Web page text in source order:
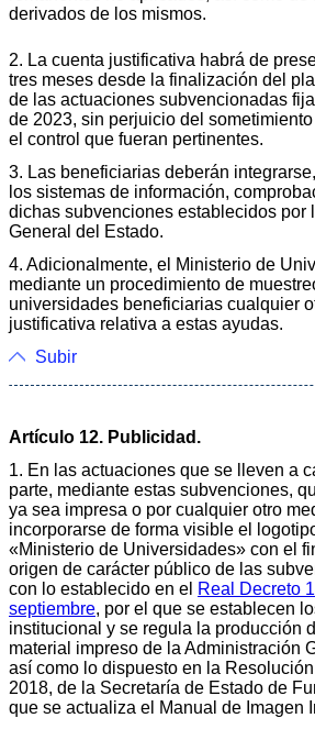
derivados de los mismos.
2. La cuenta justificativa habrá de
tres meses desde la finalización del
de las actuaciones subvencionadas
de 2023, sin perjuicio del
el control que fueran pertinentes.
3. Las beneficiarias deberán
los sistemas de información,
dichas subvenciones establecidos por
General del Estado.
4. Adicionalmente, el Ministerio de
mediante un procedimiento de
universidades beneficiarias cualquier
justificativa relativa a estas ayudas.
Subir
Artículo 12. Publicidad.
1. En las actuaciones que se lleven a
parte, mediante estas subvenciones,
ya sea impresa o por cualquier otro
incorporarse de forma visible el
«Ministerio de Universidades» con el
origen de carácter público de las
con lo establecido en el Real Decreto
septiembre, por el que se establecen
institucional y se regula la producción
material impreso de la Administración
así como lo dispuesto en la
2018, de la Secretaría de Estado de
que se actualiza el Manual de Imagen